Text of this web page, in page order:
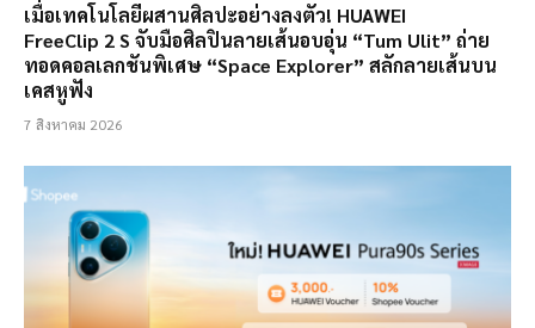
เมื่อเทคโนโลยีผสานศิลปะอย่างลงตัว! HUAWEI
FreeClip 2 S จับมือศิลปินลายเส้นอบอุ่น “Tum Ulit” ถ่าย
ทอดคอลเลกชันพิเศษ “Space Explorer” สลักลายเส้นบน
เคสหูฟัง
7 สิงหาคม 2026